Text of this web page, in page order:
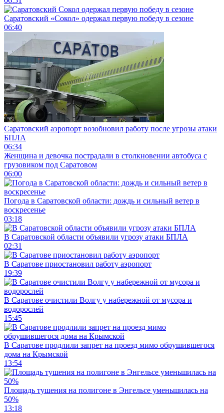
Саратовский «Сокол» одержал первую победу в сезоне
06:40
Саратовский аэропорт возобновил работу после угрозы атаки
БПЛА
06:34
Женщина и девочка пострадали в столкновении автобуса с
грузовиком под Саратовом
06:00
Погода в Саратовской области: дождь и сильный ветер в
воскресенье
03:18
В Саратовской области объявили угрозу атаки БПЛА
02:31
В Саратове приостановил работу аэропорт
19:39
В Саратове очистили Волгу у набережной от мусора и
водорослей
15:45
В Саратове продлили запрет на проезд мимо обрушившегося
дома на Крымской
13:54
Площадь тушения на полигоне в Энгельсе уменьшилась на
50%
13:18